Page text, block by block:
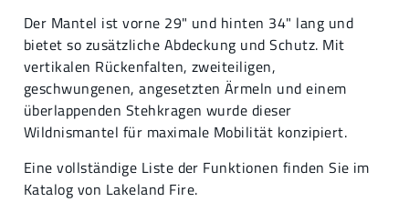
Der Mantel ist vorne 29" und hinten 34" lang und
bietet so zusätzliche Abdeckung und Schutz. Mit
vertikalen Rückenfalten, zweiteiligen,
geschwungenen, angesetzten Ärmeln und einem
überlappenden Stehkragen wurde dieser
Wildnismantel für maximale Mobilität konzipiert.
Eine vollständige Liste der Funktionen finden Sie im
Katalog von Lakeland Fire.